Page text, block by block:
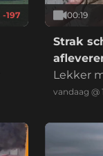
-197 00:19
Strak
Lekker
vandaag @